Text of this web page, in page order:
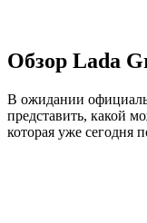
Обзор Lada
В ожидании
представить, какой
которая уже сегодня